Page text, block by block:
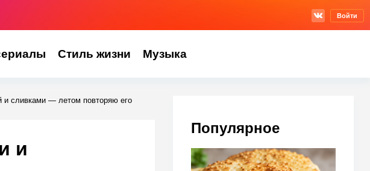
Войти
Стиль жизни Музыка
и сливками — летом повторяю его
и
Популярное